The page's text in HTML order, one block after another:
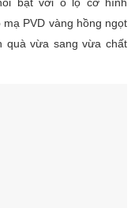
PVD vàng hồng ngọt
quà vừa sang vừa chất